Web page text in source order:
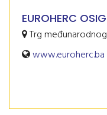
EUROHERC
Trg
www.euroherc.ba